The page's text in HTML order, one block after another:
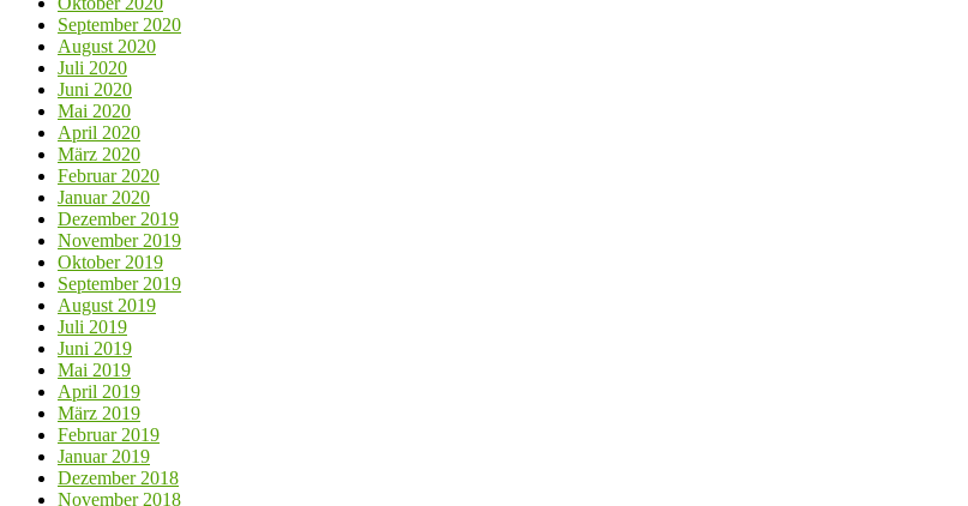
September 2020
August 2020
Juli 2020
Juni 2020
Mai 2020
April 2020
März 2020
Februar 2020
Januar 2020
Dezember 2019
November 2019
Oktober 2019
September 2019
August 2019
Juli 2019
Juni 2019
Mai 2019
April 2019
März 2019
Februar 2019
Januar 2019
Dezember 2018
November 2018